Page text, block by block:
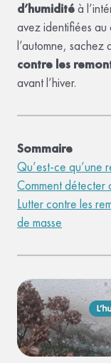
d’humiditéà
avez identifiées au
l’automne, sachez
contre les
avant l’hiver.
Sommaire
Qu’est-ce qu’une
Comment détecter
Lutter contre les
de masse